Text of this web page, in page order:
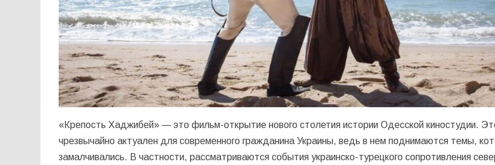
«Крепость Хаджибей» — это фильм-открытие нового столетия истории Одесской киностудии.
чрезвычайно актуален для современного гражданина Украины, ведь в нем поднимаются темы,
замалчивались. В частности, рассматриваются события украинско-турецкого сопротивления